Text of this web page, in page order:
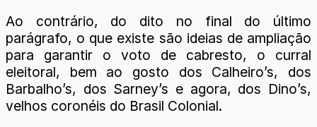
Ao contrário, do dito no final do último
parágrafo, o que existe são ideias de ampliação
para garantir o voto de cabresto, o curral
eleitoral, bem ao gosto dos Calheiro’s, dos
Barbalho’s, dos Sarney’s e agora, dos Dino’s,
velhos coronéis do Brasil Colonial.